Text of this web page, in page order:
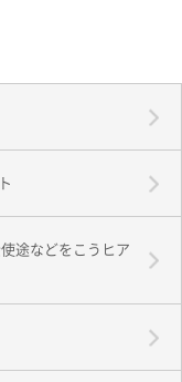
途などをこうヒア